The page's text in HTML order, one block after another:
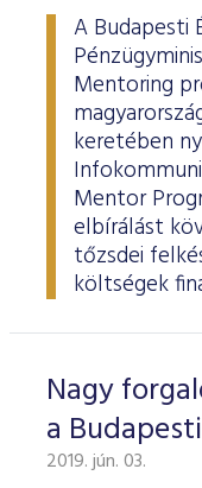
A Budapesti
Mentoring
keretében
Mentor
elbírálást
tőzsdei
költségek
Nagy
a
2019. jún. 03.